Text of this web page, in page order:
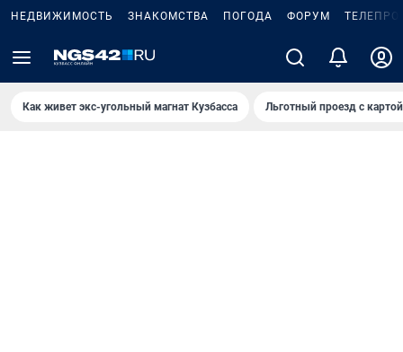
НЕДВИЖИМОСТЬ ЗНАКОМСТВА ПОГОДА ФОРУМ
Как живет экс-угольный магнат Кузбасса Льготный проезд с